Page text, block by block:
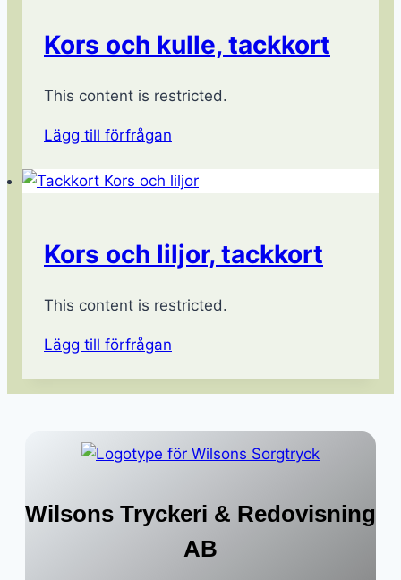
Kors och kulle, tackkort
This content is restricted.
Lägg till förfrågan
Kors och liljor, tackkort
This content is restricted.
Lägg till förfrågan
Wilsons Tryckeri & Redovisning
AB